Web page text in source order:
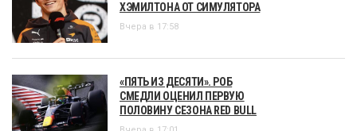
ХЭМИЛТОНА ОТ СИМУЛЯТОРА
Вчера в 17:58
«ПЯТЬ ИЗ ДЕСЯТИ». РОБ
СМЕДЛИ ОЦЕНИЛ ПЕРВУЮ
ПОЛОВИНУ СЕЗОНА RED BULL